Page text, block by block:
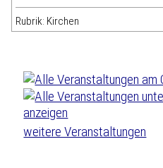
Rubrik: Kirchen
weitere Veranstaltungen